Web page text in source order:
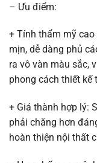
– Ưu điểm:
+ Tính thẩm mỹ
mịn, dễ dàng phủ
ra vô vàn màu sắc,
phong cách thiết kế
+ Giá thành hợp lý:
phải chăng hơn
hoàn thiện nội thất